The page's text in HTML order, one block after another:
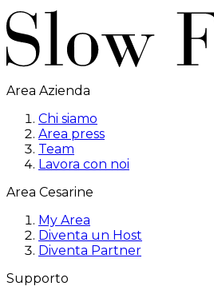
Area Azienda
Chi siamo
Area press
Team
Lavora con noi
Area Cesarine
My Area
Diventa un Host
Diventa Partner
Supporto